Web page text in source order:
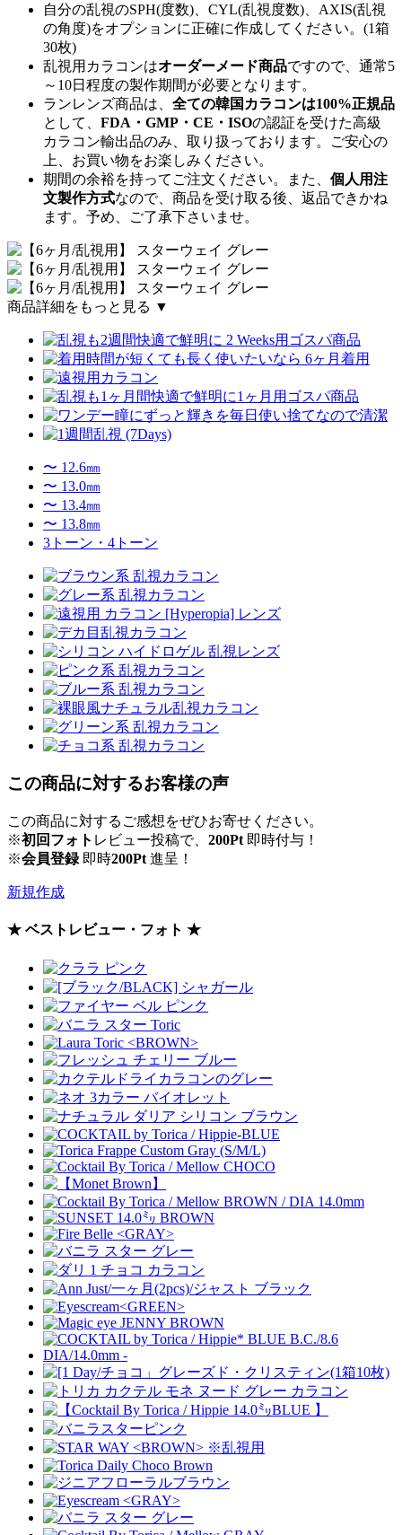
自分の乱視のSPH(度数)、CYL(乱視度数)、AXIS(乱視
の角度)をオプションに正確に作成してください。(1箱
30枚)
乱視用カラコンはオーダーメード商品ですので、 通常5
～10日程度の製作期間が必要となります。
ランレンズ商品は、 全ての韓国カラコンは100%正規品
として、 FDA・GMP・CE・ISOの認証を受けた高級
カラコン輸出品のみ、取り扱っております。ご安心の
上、お買い物をお楽しみください。
期間の余裕を持ってご注文ください。また、 個人用注
文製作方式なので、商品を受け取る後、返品できかね
ます。予め、ご了承下さいませ。
商品詳細をもっと見る ▼
〜 12.6㎜
〜 13.0㎜
〜 13.4㎜
〜 13.8㎜
3トーン・4トーン
この商品に対するお客様の声
この商品に対するご感想をぜひお寄せください。
※初回フォト レビュー投稿で、 200Pt 即時付与！
※会員登録即時200Pt 進呈！
新規作成
★ ベストレビュー・フォト ★